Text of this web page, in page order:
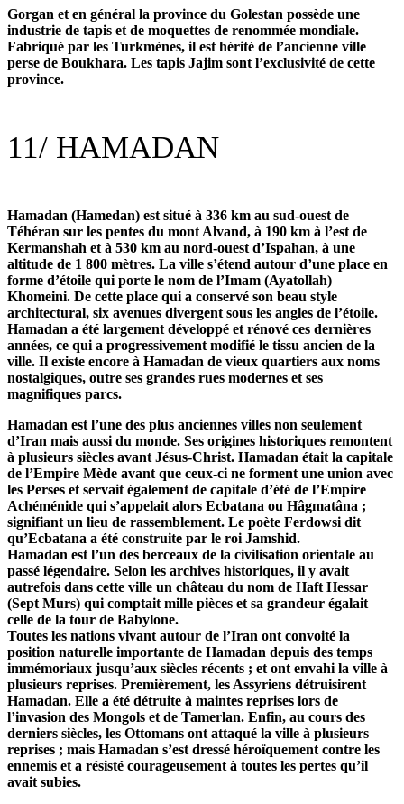
Gorgan et en général la province du Golestan possède une
industrie de tapis et de moquettes de renommée mondiale.
Fabriqué par les Turkmènes, il est hérité de l’ancienne ville
perse de Boukhara. Les tapis Jajim sont l’exclusivité de cette
province.
11/ HAMADAN
Hamadan (Hamedan) est situé à 336 km au sud-ouest de
Téhéran sur les pentes du mont Alvand, à 190 km à l’est de
Kermanshah et à 530 km au nord-ouest d’Ispahan, à une
altitude de 1 800 mètres. La ville s’étend autour d’une place en
forme d’étoile qui porte le nom de l’Imam (Ayatollah)
Khomeini. De cette place qui a conservé son beau style
architectural, six avenues divergent sous les angles de l’étoile.
Hamadan a été largement développé et rénové ces dernières
années, ce qui a progressivement modifié le tissu ancien de la
ville. Il existe encore à Hamadan de vieux quartiers aux noms
nostalgiques, outre ses grandes rues modernes et ses
magnifiques parcs.
Hamadan est l’une des plus anciennes villes non seulement
d’Iran mais aussi du monde. Ses origines historiques remontent
à plusieurs siècles avant Jésus-Christ. Hamadan était la capitale
de l’Empire Mède avant que ceux-ci ne forment une union avec
les Perses et servait également de capitale d’été de l’Empire
Achéménide qui s’appelait alors Ecbatana ou Hâgmatâna ;
signifiant un lieu de rassemblement. Le poète Ferdowsi dit
qu’Ecbatana a été construite par le roi Jamshid.
Hamadan est l’un des berceaux de la civilisation orientale au
passé légendaire. Selon les archives historiques, il y avait
autrefois dans cette ville un château du nom de Haft Hessar
(Sept Murs) qui comptait mille pièces et sa grandeur égalait
celle de la tour de Babylone.
Toutes les nations vivant autour de l’Iran ont convoité la
position naturelle importante de Hamadan depuis des temps
immémoriaux jusqu’aux siècles récents ; et ont envahi la ville à
plusieurs reprises. Premièrement, les Assyriens détruisirent
Hamadan. Elle a été détruite à maintes reprises lors de
l’invasion des Mongols et de Tamerlan. Enfin, au cours des
derniers siècles, les Ottomans ont attaqué la ville à plusieurs
reprises ; mais Hamadan s’est dressé héroïquement contre les
ennemis et a résisté courageusement à toutes les pertes qu’il
avait subies.